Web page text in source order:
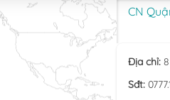
CN
Địa chỉ:
Sđt: